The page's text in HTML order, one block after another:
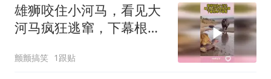
雄狮咬住小河马，看见大
河马疯狂逃窜，下幕根本
颤颤搞笑 1跟贴